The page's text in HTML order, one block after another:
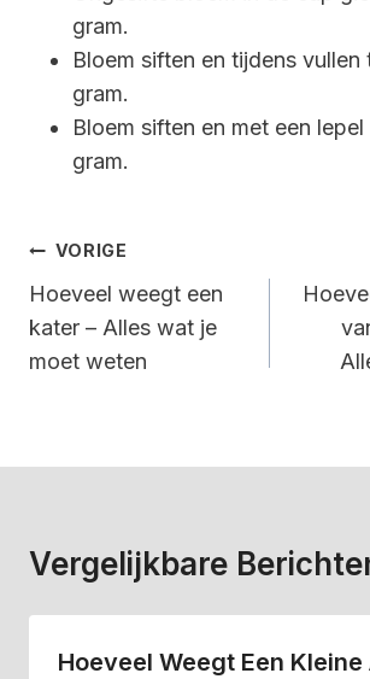
gram.
Bloem siften en tijdens vullen
gram.
Bloem siften en met een
gram.
Bericht
Navigatie
VORIGE
Hoeveel weegt een
kater – Alles wat je
moet weten
Vergelijkbare
Hoeveel Weegt Een